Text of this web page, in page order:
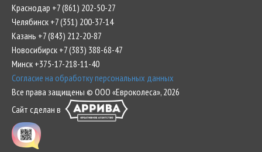
Краснодар +7 (861) 202-50-27
Челябинск +7 (351) 200-37-14
Казань +7 (843) 212-20-87
Новосибирск +7 (383) 388-68-47
Минск +375-17-218-11-40
Согласие на обработку персональных данных
Все права защищены © ООО «Евроколеса», 2026
Сайт сделан в